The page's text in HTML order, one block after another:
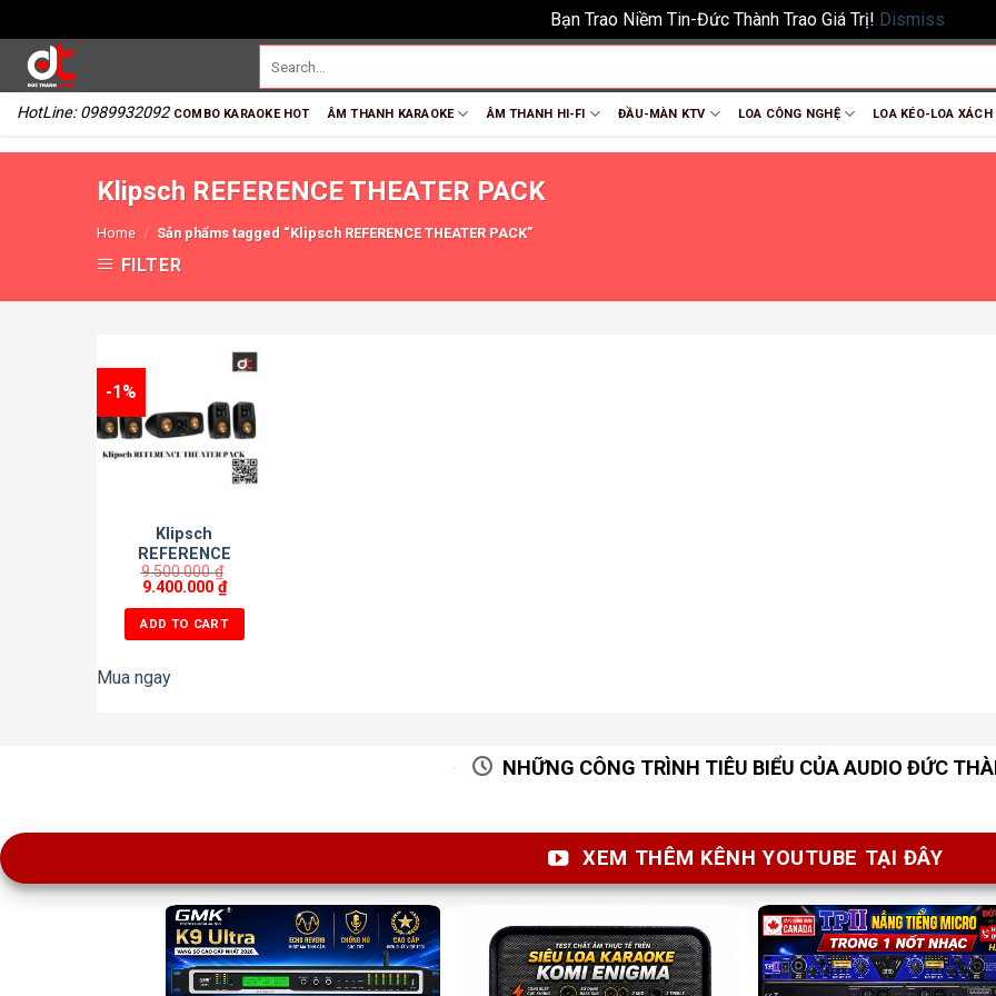
Bạn Trao Niềm Tin-Đức Thành Trao Giá Trị! Dismiss
HotLine: 0989932092 COMBO KARAOKE HOT ÂM THANH KARAOKE ÂM THANH HI-FI ĐẦU-MÀN KTV LOA CÔNG NGHỆ LOA KÉO-LOA XÁCH
Klipsch REFERENCE THEATER PACK
Home / Sản phẩms tagged “Klipsch REFERENCE THEATER PACK”
FILTER
-1%
Klipsch
REFERENCE
THEATER PACK
9.500.000₫
9.400.000 ₫
ADD TO CART
Mua ngay
NHỮNG CÔNG TRÌNH TIÊU BIỂU CỦA AUDIO ĐỨC
XEM THÊM KÊNH YOUTUBE TẠI ĐÂY